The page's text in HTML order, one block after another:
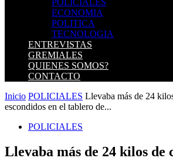
POLICIALES
ECONOMIA
POLITICA
TECNOLOGIA
ENTREVISTAS
GREMIALES
QUIENES SOMOS?
CONTACTO
Inicio POLICIALES Llevaba más de 24
escondidos en el tablero de...
POLICIALES
Llevaba más de 24 kilos de